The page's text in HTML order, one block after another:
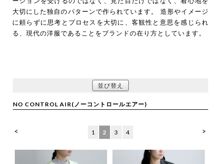
大切にした独自のパターンで作られています。 造形やイメージ
に頼らずに思考とプロセスを大切に、客観性と意思を感じられ
る、現代の洋服であることをブランドの在り方としています。
並び替え
NO CONTROL AIR(ノーコントロールエアー)
< >
1 2 3 4